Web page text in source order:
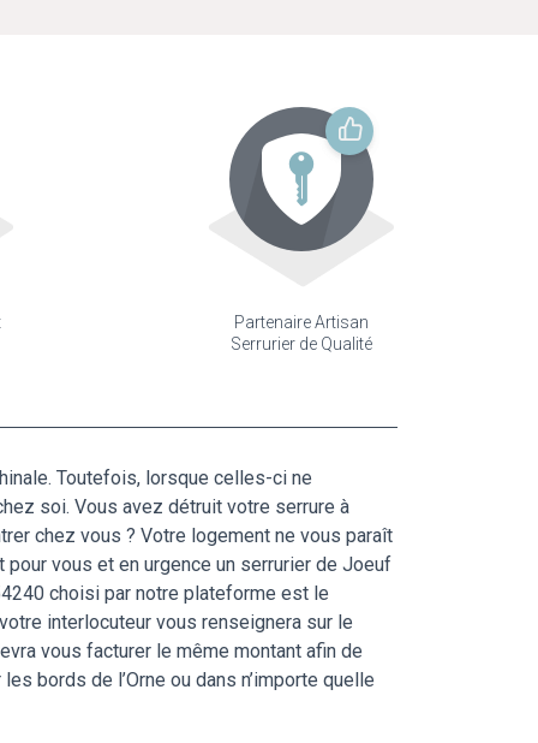
Partenaire Artisan
Serrurier de Qualité
Toutefois, lorsque celles-ci ne
soi. Vous avez détruit votre serrure à
chez vous ? Votre logement ne vous paraît
vous et en urgence un serrurier de Joeuf
choisi par notre plateforme est le
interlocuteur vous renseignera sur le
vous facturer le même montant afin de
bords de l’Orne ou dans n’importe quelle